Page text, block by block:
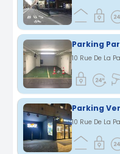
Parking
10 Rue De La
Parking
10 Rue De La